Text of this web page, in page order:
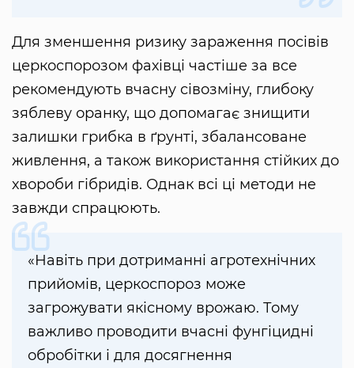
Для зменшення ризику зараження посівів
церкоспорозом фахівці частіше за все
рекомендують вчасну сівозміну, глибоку
зяблеву оранку, що допомагає знищити
залишки грибка в ґрунті, збалансоване
живлення, а також використання стійких до
хвороби гібридів. Однак всі ці методи не
завжди спрацюють.
«Навіть при дотриманні агротехнічних
прийомів, церкоспороз може
загрожувати якісному врожаю. Тому
важливо проводити вчасні фунгіцидні
обробітки і для досягнення